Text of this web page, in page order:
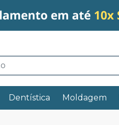
Dentística Moldagem